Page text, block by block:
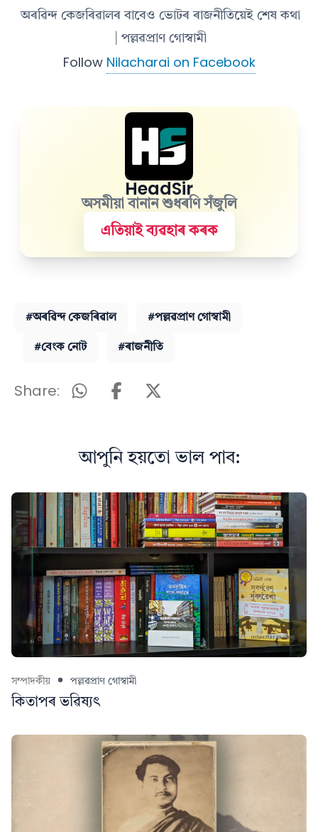
অৰৱিন্দ কেজৰিৱালৰ বাবেও ভোটৰ ৰাজনীতিয়েই শেষ কথা
| পল্লৱপ্ৰাণ গোস্বামী
Follow Nilacharai on Facebook
HeadSir
অসমীয়া বানান শুধৰণি সঁজুলি
এতিয়াই ব্যৱহাৰ কৰক
#অৰৱিন্দ কেজৰিৱাল #পল্লৱপ্ৰাণ গোস্বামী
#বেংক নোট #ৰাজনীতি
Share:
আপুনি হয়তো ভাল পাব:
সম্পাদকীয় পল্লৱপ্ৰাণ গোস্বামী
কিতাপৰ ভৱিষ্যৎ